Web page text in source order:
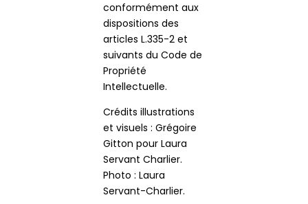
conformément aux
dispositions des
articles L.335-2 et
suivants du Code de
Propriété
Intellectuelle.
Crédits illustrations
et visuels : Grégoire
Gitton pour Laura
Servant Charlier.
Photo : Laura
Servant-Charlier.